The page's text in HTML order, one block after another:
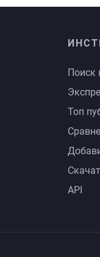
Поиск
Топ
API